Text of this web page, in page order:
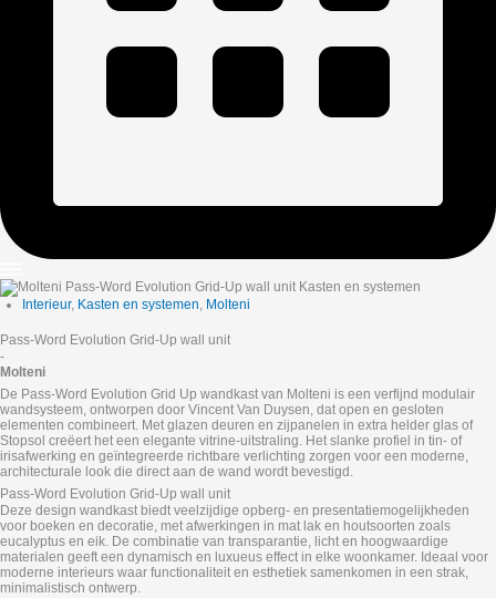
Interieur, Kasten en systemen, Molteni
Pass-Word Evolution Grid-Up wall unit
-
Molteni
De Pass-Word Evolution Grid Up wandkast van Molteni is een verfijnd modulair
wandsysteem, ontworpen door Vincent Van Duysen, dat open en gesloten
elementen combineert. Met glazen deuren en zijpanelen in extra helder glas of
Stopsol creëert het een elegante vitrine-uitstraling. Het slanke profiel in tin- of
irisafwerking en geïntegreerde richtbare verlichting zorgen voor een moderne,
architecturale look die direct aan de wand wordt bevestigd.
Pass-Word Evolution Grid-Up wall unit
Deze design wandkast biedt veelzijdige opberg- en presentatiemogelijkheden
voor boeken en decoratie, met afwerkingen in mat lak en houtsoorten zoals
eucalyptus en eik. De combinatie van transparantie, licht en hoogwaardige
materialen geeft een dynamisch en luxueus effect in elke woonkamer. Ideaal voor
moderne interieurs waar functionaliteit en esthetiek samenkomen in een strak,
minimalistisch ontwerp.